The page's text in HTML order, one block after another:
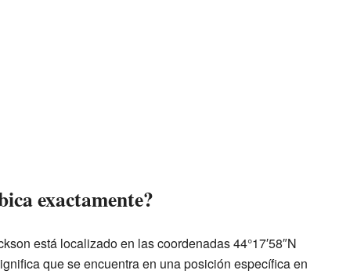
exactamente?
está localizado en las coordenadas 44°17′58″N
que se encuentra en una posición específica en